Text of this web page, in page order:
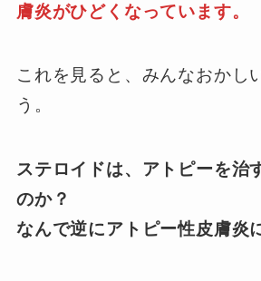
膚炎がひどくなっています。
これを見ると、みんなおかし
う。
ステロイドは、アトピーを治
のか？
なんで逆にアトピー性皮膚炎